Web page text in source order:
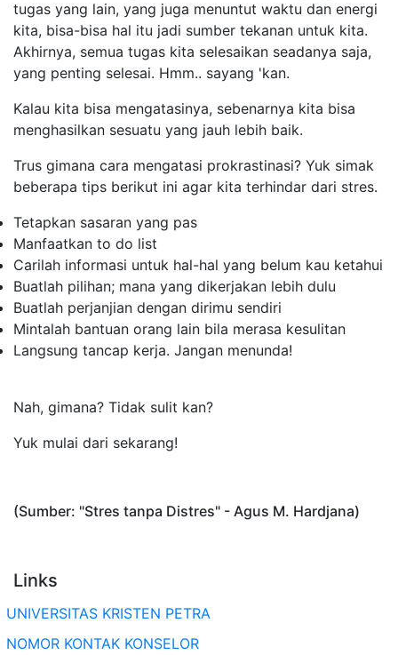
tugas yang lain, yang juga menuntut waktu dan energi
kita, bisa-bisa hal itu jadi sumber tekanan untuk kita.
Akhirnya, semua tugas kita selesaikan seadanya saja,
yang penting selesai. Hmm.. sayang 'kan.
Kalau kita bisa mengatasinya, sebenarnya kita bisa
menghasilkan sesuatu yang jauh lebih baik.
Trus gimana cara mengatasi prokrastinasi? Yuk simak
beberapa tips berikut ini agar kita terhindar dari stres.
Tetapkan sasaran yang pas
Manfaatkan to do list
Carilah informasi untuk hal-hal yang belum kau ketahui
Buatlah pilihan; mana yang dikerjakan lebih dulu
Buatlah perjanjian dengan dirimu sendiri
Mintalah bantuan orang lain bila merasa kesulitan
Langsung tancap kerja. Jangan menunda!
Nah, gimana? Tidak sulit kan?
Yuk mulai dari sekarang!
(Sumber: "Stres tanpa Distres" - Agus M. Hardjana)
Links
UNIVERSITAS KRISTEN PETRA
NOMOR KONTAK KONSELOR